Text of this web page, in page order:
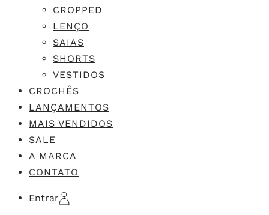
CROPPED
LENÇO
SAIAS
SHORTS
VESTIDOS
CROCHÊS
LANÇAMENTOS
MAIS VENDIDOS
SALE
A MARCA
CONTATO
Entrar